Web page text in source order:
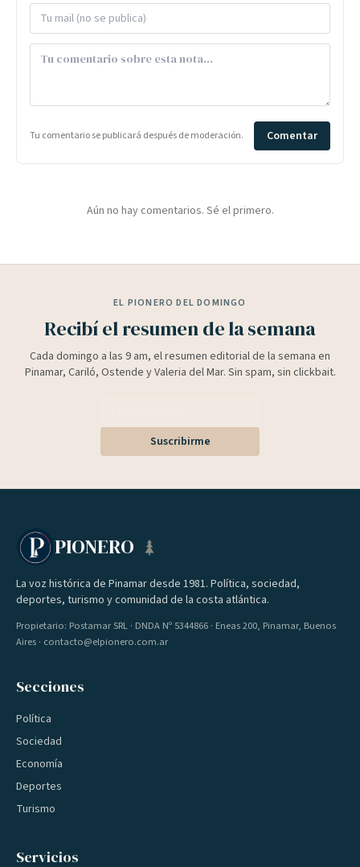
Tu comentario se publicará después de moderación. Comentar
Aún no hay comentarios. Sé el primero.
EL PIONERO DEL DOMINGO
Recibí el resumen de la semana
Cada domingo a las 9 am, el resumen editorial de la semana en
Pinamar, Cariló, Ostende y Valeria del Mar. Sin spam, sin clickbait.
Suscribirme
PIONERO
La voz histórica de Pinamar desde 1981. Política, sociedad,
deportes, turismo y comunidad de la costa atlántica.
Propietario: Postamar SRL · DNDA Nº 5344866 · Eneas 200, Pinamar, Buenos
Aires · contacto@elpionero.com.ar
Secciones
Política
Sociedad
Economía
Deportes
Turismo
Servicios